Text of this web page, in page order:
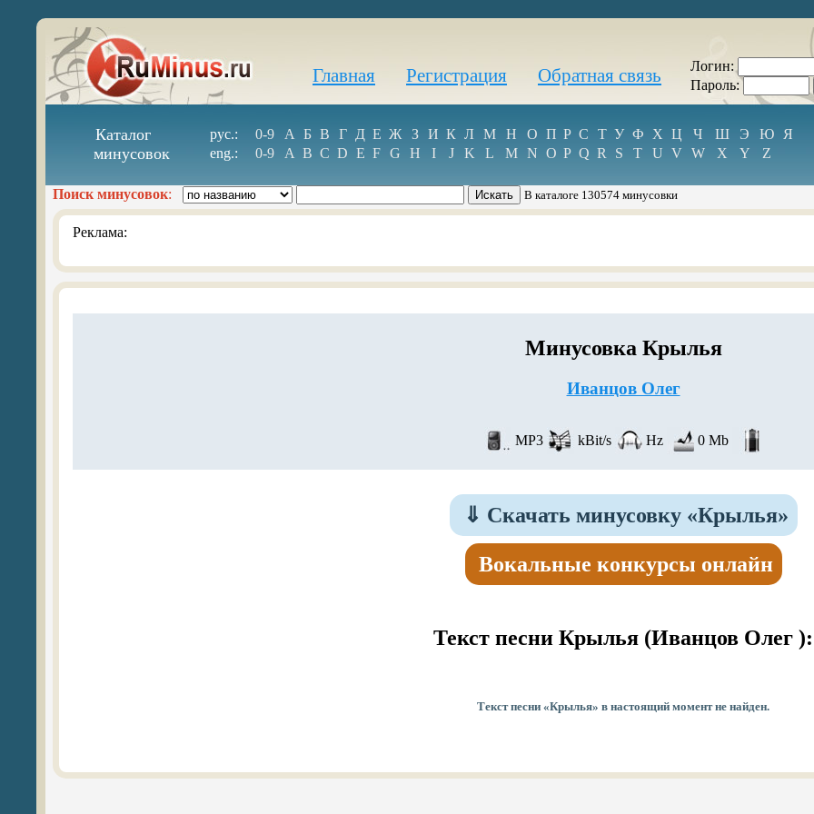
Главная Регистрация Обратная связь
Логин:
Пароль:
Каталог
минусовок
рус.: 0-9 А Б В Г Д Е Ж З И К Л М Н О П Р С Т У Ф Х Ц Ч Ш Э Ю Я
eng.:
0-9 A B C D E F G H I J K L M N O P Q R S T U V W X Y Z
Поиск минусовок: В каталоге 130574 минусовки
Реклама:
Минусовка Крылья
Иванцов Олег
MP3 kBit/s Hz 0 Mb
⇓ Скачать минусовку «Крылья»
Вокальные конкурсы онлайн
Текст песни Крылья (Иванцов Олег ):
Текст песни «Крылья» в настоящий момент не найден.